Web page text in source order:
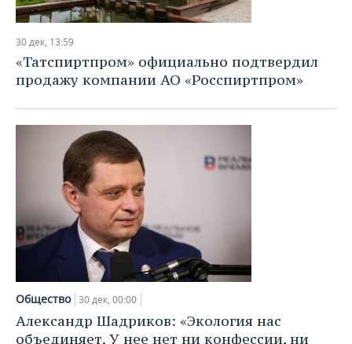
30 дек, 13:59
«Татспиртпром» официально подтвердил
продажу компании АО «Росспиртпром»
Общество 30 дек, 00:00
Александр Шадриков: «Экология нас
объединяет. У нее нет ни конфессии, ни